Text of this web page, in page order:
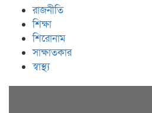
রাজনীতি
শিক্ষা
শিরোনাম
সাক্ষাতকার
স্বাস্থ্য